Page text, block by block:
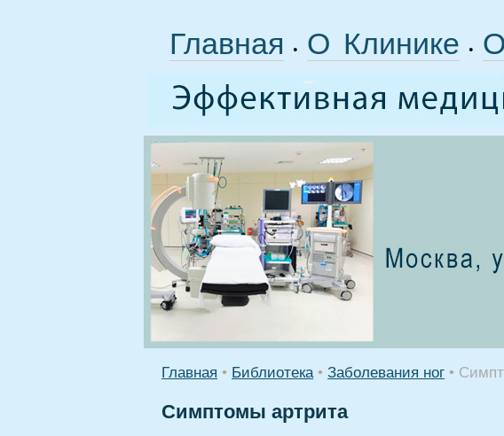
Главная • О Клинике •
Главная • Библиотека • Заболевания ног •
Симптомы артрита